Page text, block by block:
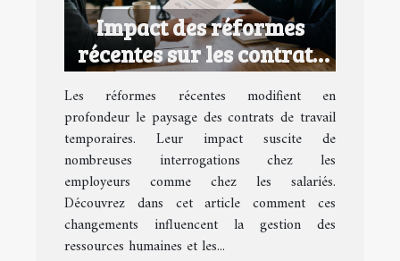
Impact des réformes
récentes sur les contrats
de travail temporaires
Les réformes récentes modifient en
profondeur le paysage des contrats de travail
temporaires. Leur impact suscite de
nombreuses interrogations chez les
employeurs comme chez les salariés.
Découvrez dans cet article comment ces
changements influencent la gestion des
ressources humaines et les...